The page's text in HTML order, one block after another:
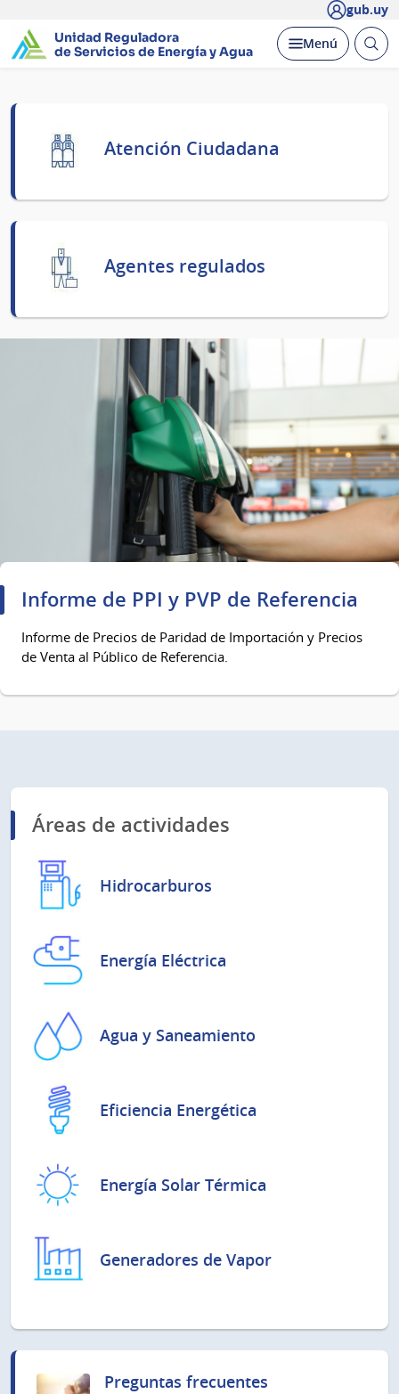
gub.uy
Unidad Reguladora
de Servicios de Energía y Agua
Desplegar
Menú Abrir
Página
principalAtención Ciudadana
Agentes regulados
Informe de PPI y PVP de Referencia
Informe de Precios de Paridad de Importación y Precios
de Venta al Público de Referencia.
Áreas de actividades
Hidrocarburos
Energía Eléctrica
Agua y Saneamiento
Eficiencia Energética
Energía Solar Térmica
Generadores de Vapor
Preguntas frecuentes